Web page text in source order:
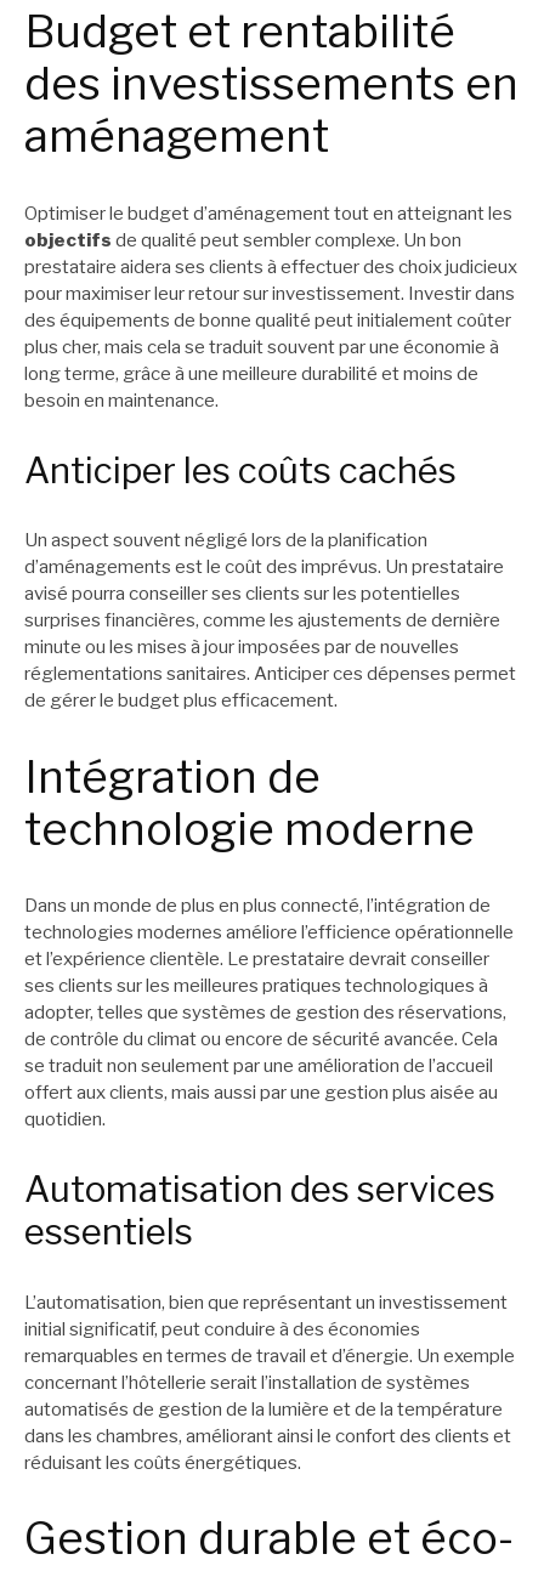
Budget et rentabilité
des investissements en
aménagement
Optimiser le budget d’aménagement tout en atteignant les
objectifs de qualité peut sembler complexe. Un bon
prestataire aidera ses clients à effectuer des choix judicieux
pour maximiser leur retour sur investissement. Investir dans
des équipements de bonne qualité peut initialement coûter
plus cher, mais cela se traduit souvent par une économie à
long terme, grâce à une meilleure durabilité et moins de
besoin en maintenance.
Anticiper les coûts cachés
Un aspect souvent négligé lors de la planification
d’aménagements est le coût des imprévus. Un prestataire
avisé pourra conseiller ses clients sur les potentielles
surprises financières, comme les ajustements de dernière
minute ou les mises à jour imposées par de nouvelles
réglementations sanitaires. Anticiper ces dépenses permet
de gérer le budget plus efficacement.
Intégration de
technologie moderne
Dans un monde de plus en plus connecté, l’intégration de
technologies modernes améliore l’efficience opérationnelle
et l’expérience clientèle. Le prestataire devrait conseiller
ses clients sur les meilleures pratiques technologiques à
adopter, telles que systèmes de gestion des réservations,
de contrôle du climat ou encore de sécurité avancée. Cela
se traduit non seulement par une amélioration de l’accueil
offert aux clients, mais aussi par une gestion plus aisée au
quotidien.
Automatisation des services
essentiels
L’automatisation, bien que représentant un investissement
initial significatif, peut conduire à des économies
remarquables en termes de travail et d’énergie. Un exemple
concernant l’hôtellerie serait l’installation de systèmes
automatisés de gestion de la lumière et de la température
dans les chambres, améliorant ainsi le confort des clients et
réduisant les coûts énergétiques.
Gestion durable et éco-